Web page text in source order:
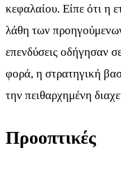
κεφαλαίου. Είπε ότι η
λάθη των
επενδύσεις οδήγησαν
φορά, η στρατηγική
την πειθαρχημένη
Προοπτικές